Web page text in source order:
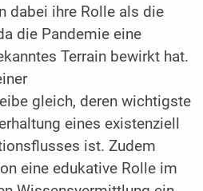
dabei ihre Rolle als die
die Pandemie eine
Terrain bewirkt hat.
gleich, deren wichtigste
eines existenziell
ist. Zudem
eine edukative Rolle im